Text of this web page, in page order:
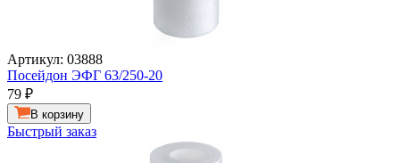
Артикул: 03888
Посейдон ЭФГ 63/250-20
79 ₽
В корзину
Быстрый заказ